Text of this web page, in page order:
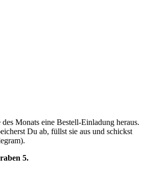
Monats eine Bestell-Einladung heraus.
Du ab, füllst sie aus und schickst
5.